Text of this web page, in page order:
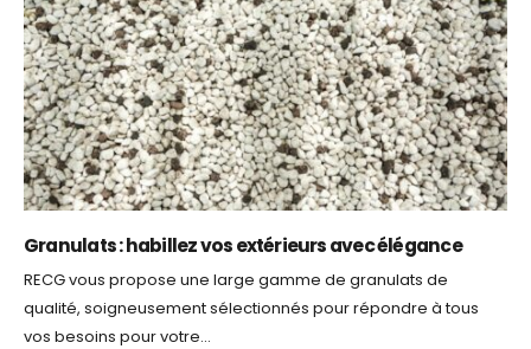
Granulats : habillez vos extérieurs avec élégance
RECG vous propose une large gamme de granulats de
qualité, soigneusement sélectionnés pour répondre à tous
vos besoins pour votre...